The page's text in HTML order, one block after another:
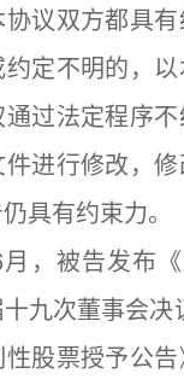
议双方都具
定不明的，
过法定程序
进行修改，
具有约束力。
被告发布《
九次董事会决
股票授予公